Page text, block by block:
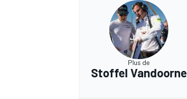
Plus de
Stoffel Vandoorne